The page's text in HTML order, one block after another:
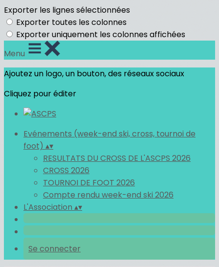
Exporter les lignes sélectionnées
Exporter toutes les colonnes
Exporter uniquement les colonnes affichées
Menu
Ajoutez un logo, un bouton, des réseaux sociaux
Cliquez pour éditer
Evénements (week-end ski, cross, tournoi de
foot) ▴▾
RESULTATS DU CROSS DE L'ASCPS 2026
CROSS 2026
TOURNOI DE FOOT 2026
Compte rendu week-end ski 2026
L'Association ▴▾
Se connecter